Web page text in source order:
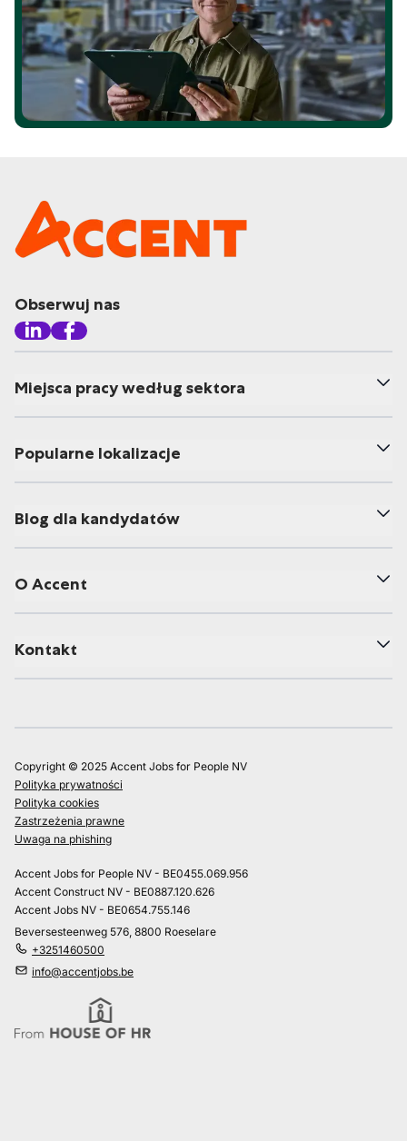
Obserwuj nas
Miejsca pracy według sektora
Popularne lokalizacje
Blog dla kandydatów
O Accent
Kontakt
Copyright © 2025 Accent Jobs for People NV
Polityka prywatności
Polityka cookies
Zastrzeżenia prawne
Uwaga na phishing
Accent Jobs for People NV - BE0455.069.956
Accent Construct NV - BE0887.120.626
Accent Jobs NV - BE0654.755.146
Beversesteenweg 576, 8800 Roeselare
+3251460500
info@accentjobs.be